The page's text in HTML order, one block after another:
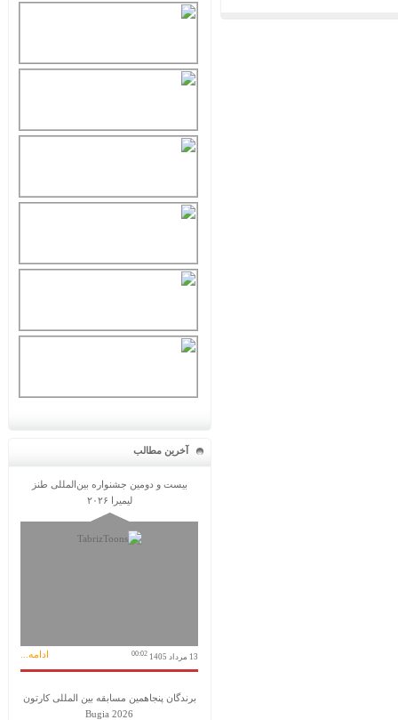
آخرین مطالب
بیست و دومین جشنواره بین‌المللی طنز
لیمیرا ۲۰۲۶
13 مرداد 1405 00:02 ادامه...
برندگان پنجاهمین مسابقه بین المللی کارتون
Bugia 2026